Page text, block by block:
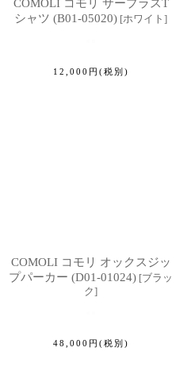
COMOLI コモリ サープラスT
シャツ (B01-05020) [ホワイト ]
12,000 円 (税別)
COMOLI コモリ オックスジッ
プパーカー (D01-01024) [ブラッ
ク]
48,000 円 (税別)